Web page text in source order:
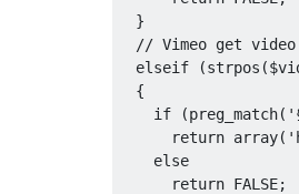
}
// Vimeo get
  elseif
(strpos (
{
if
(preg_match(
return array(
else
return FALSE;